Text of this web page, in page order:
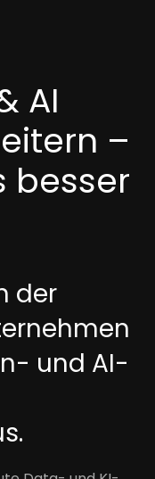
AI
–
besser
der
und AI-